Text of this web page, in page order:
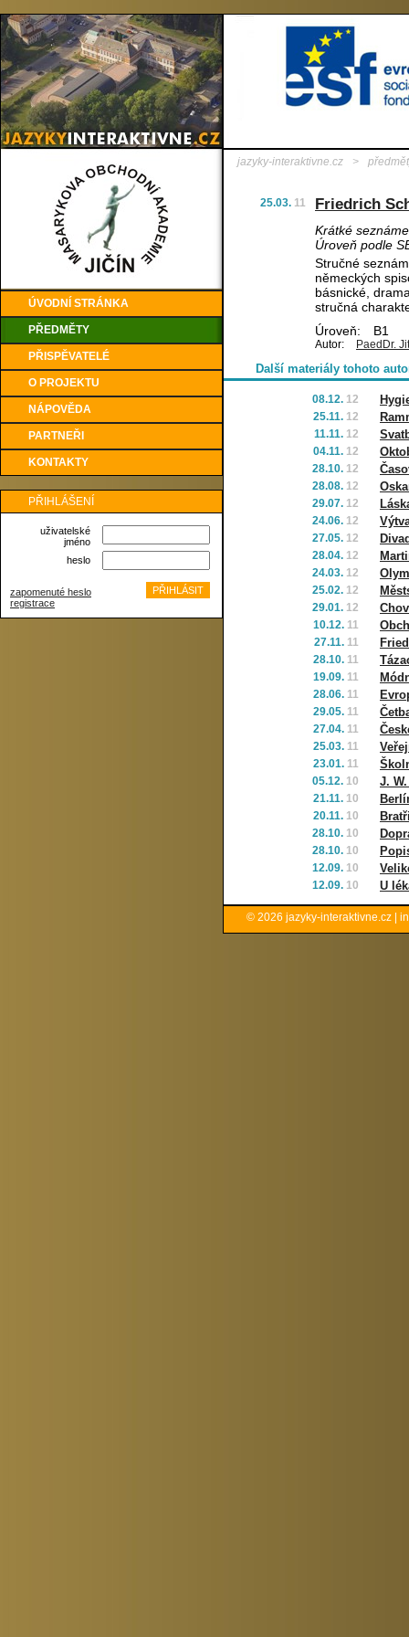
ÚVODNÍ STRÁNKA
PŘEDMĚTY
PŘISPĚVATELÉ
O PROJEKTU
NÁPOVĚDA
PARTNEŘI
KONTAKTY
PŘIHLÁŠENÍ
uživatelské
jméno
heslo
zapomenuté heslo
registrace
jazyky-interaktivne.cz >
25.03. 11 Friedrich
Krátké
Úroveň podle
Stručné
německých
básnické,
stručná
Úroveň:
B1
Autor: PaedDr.
Další materiály tohoto
08.12. 12
25.11. 12
11.11. 12
04.11. 12
28.10. 12
28.08. 12
29.07. 12
24.06. 12
27.05. 12
28.04. 12
24.03. 12
25.02. 12
29.01. 12
10.12. 11
27.11. 11
28.10. 11
19.09. 11
28.06. 11
29.05. 11
27.04. 11
25.03. 11
23.01. 11
05.12. 10 J.
21.11. 10
20.11. 10
28.10. 10
28.10. 10
12.09. 10
12.09. 10 U
© 2026 jazyky-interaktivne.cz